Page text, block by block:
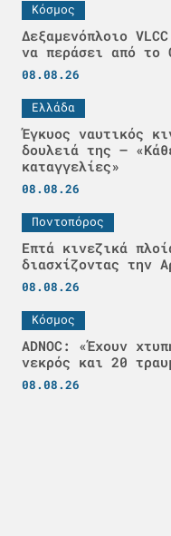
Κόσμος
Δεξαμενόπλοιο
να περάσει από το
08.08.26
Ελλάδα
Έγκυος ναυτικός
δουλειά της –
καταγγελίες»
08.08.26
Ποντοπόρος
Επτά κινεζικά
διασχίζοντας την
08.08.26
Κόσμος
ADNOC: «Έχουν
νεκρός και 20
08.08.26